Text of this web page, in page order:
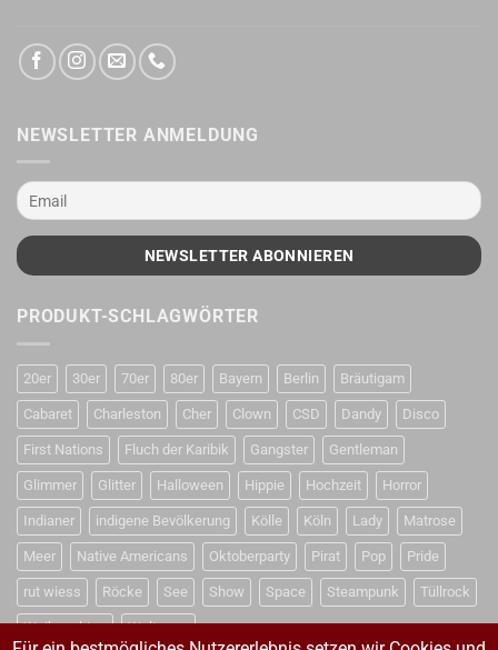
NEWSLETTER ANMELDUNG
PRODUKT-SCHLAGWÖRTER
20er 30er 70er 80er Bayern Berlin Bräutigam
Cabaret Charleston Cher Clown CSD Dandy Disco
First Nations Fluch der Karibik Gangster Gentleman
Glimmer Glitter Halloween Hippie Hochzeit Horror
Indianer indigene Bevölkerung Kölle Köln Lady Matrose
Meer Native Americans Oktoberparty Pirat Pop Pride
rut wiess Röcke See Show Space Steampunk Tüllrock
Weihnachten Weltraum